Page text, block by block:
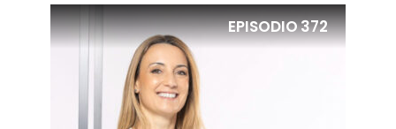
EPISODIO372